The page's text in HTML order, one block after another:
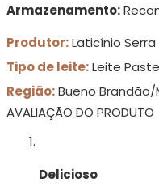
Armazenamento:
Produtor:Laticínio
Tipo de leite:Leite
Região:Bueno Brandão/
AVALIAÇÃO DO PRODUTO
Delicioso